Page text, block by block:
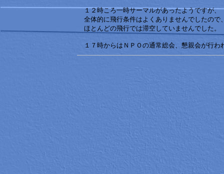
１２時ころ一時サーマルがあったようですが、
全体的に飛行条件はよくありませんでしたので
ほとんどの飛行では滞空していませんでした。
１７時からはＮＰＯの通常総会、懇親会が行わ